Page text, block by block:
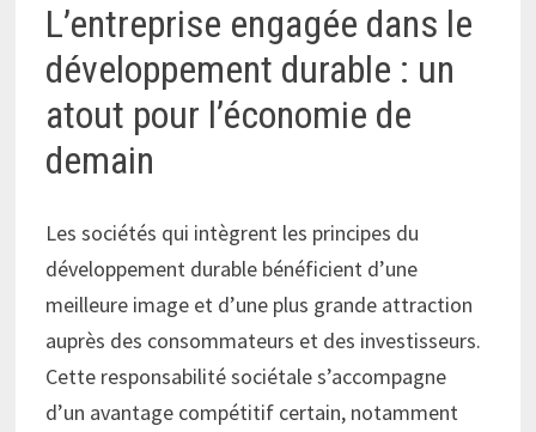
L’entreprise engagée dans le
développement durable : un
atout pour l’économie de
demain
Les sociétés qui intègrent les principes du
développement durable bénéficient d’une
meilleure image et d’une plus grande attraction
auprès des consommateurs et des investisseurs.
Cette responsabilité sociétale s’accompagne
d’un avantage compétitif certain, notamment